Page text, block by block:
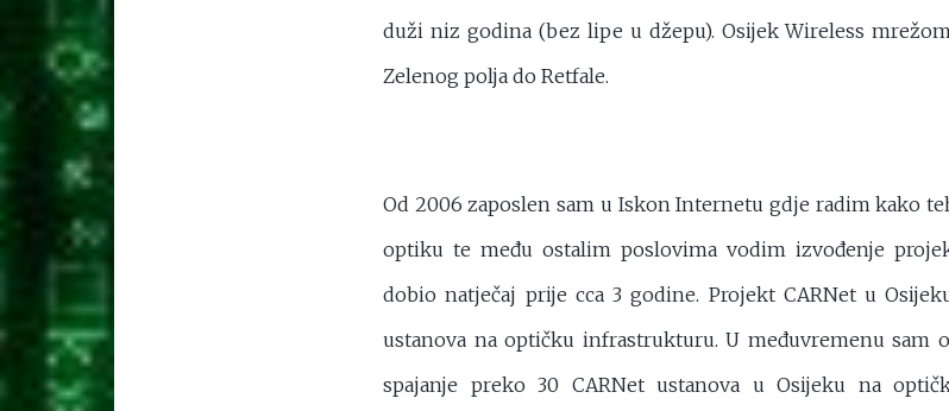
duži niz godina (bez lipe u džepu). Osijek Wireless
Zelenog polja do Retfale.
Od 2006 zaposlen sam u Iskon Internetu gdje radim kako
optiku te među ostalim poslovima vodim izvođenje
dobio natječaj prije cca 3 godine. Projekt CARNet u
ustanova na optičku infrastrukturu. U međuvremenu sam
spajanje preko 30 CARNet ustanova u Osijeku na